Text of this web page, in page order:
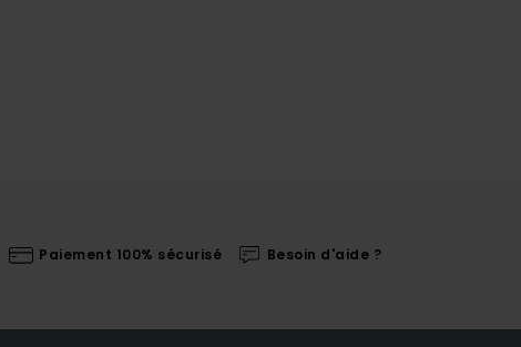
Paiement 100% sécurisé Besoin d'aide ?